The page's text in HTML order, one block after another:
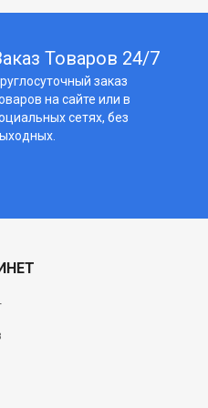
Товаров 24/7
заказ
на сайте или в
сетях, без